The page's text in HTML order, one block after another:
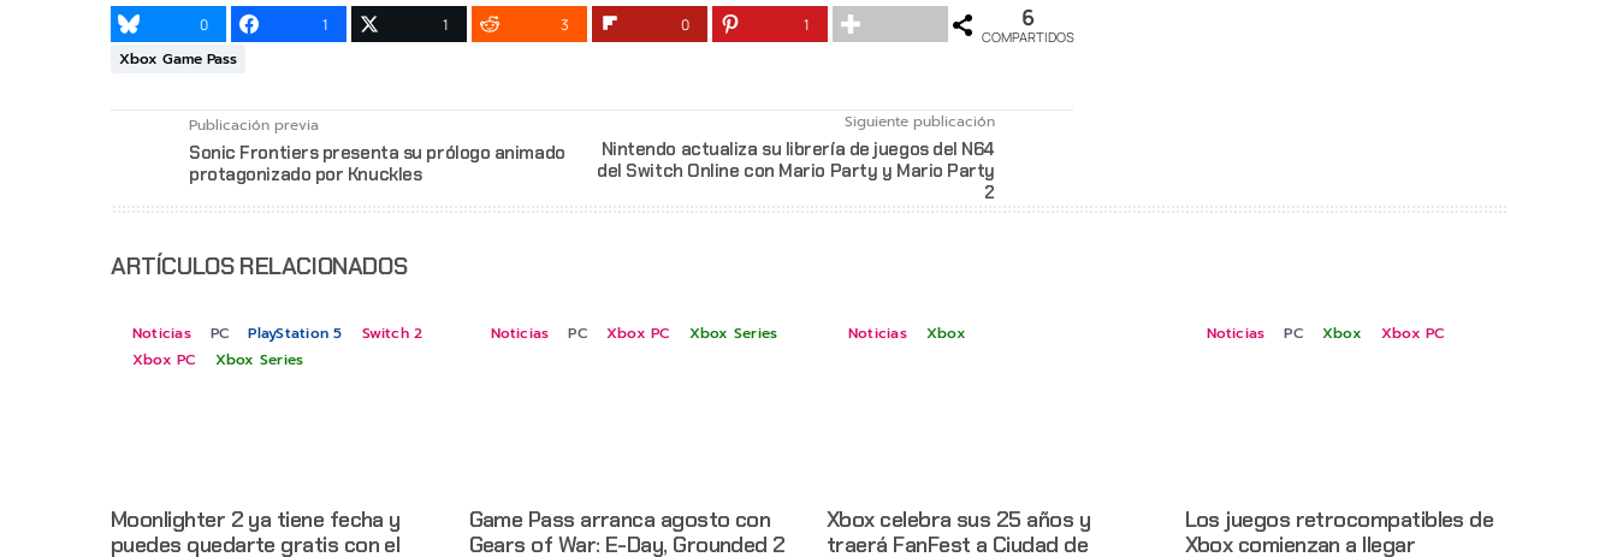
0 1 1 3 0 1 6
COMPARTIDOS
Xbox Game Pass
Publicación previa
Sonic Frontiers presenta su prólogo animado
protagonizado por Knuckles
Siguiente publicación
Nintendo actualiza su librería de juegos del N64
del Switch Online con Mario Party y Mario Party
2
ARTÍCULOS RELACIONADOS
Noticias PC PlayStation 5
Switch 2
Xbox PC
Xbox Series
Moonlighter 2 ya tiene fecha y
puedes quedarte gratis con el
Noticias PC Xbox PC Xbox Series
Game Pass arranca agosto con
Gears of War: E-Day, Grounded 2
Noticias Xbox
Xbox celebra sus 25 años y
traerá FanFest a Ciudad de
Noticias PC Xbox Xbox PC
Los juegos retrocompatibles de
Xbox comienzan a llegar